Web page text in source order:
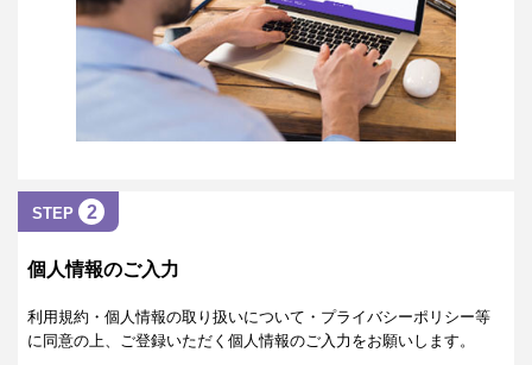
STEP 2
個人情報のご入力
利用規約・個人情報の取り扱いについて・プライバシーポリシー等
に同意の上、ご登録いただく個人情報のご入力をお願いします。